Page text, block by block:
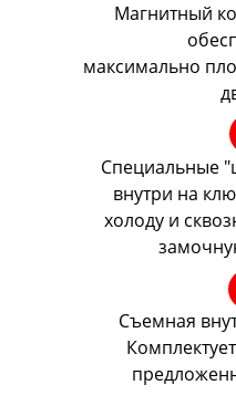
Магнитный
максимально
Специальные
внутри на
холоду и
Съемная